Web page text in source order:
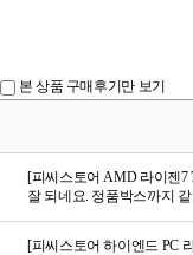
본 상품 구매후기만 보기
[피씨스토어 AMD 라이젠7
[피씨스토어 하이엔드 PC